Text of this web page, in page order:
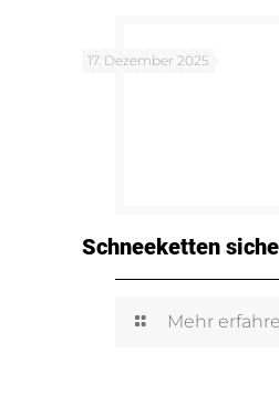
17. Dezember 2025
Schneeketten
Mehr